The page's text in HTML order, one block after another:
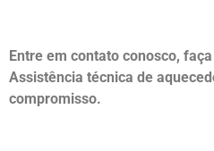
Entre em contato conosco,
Assistência técnica de
compromisso.